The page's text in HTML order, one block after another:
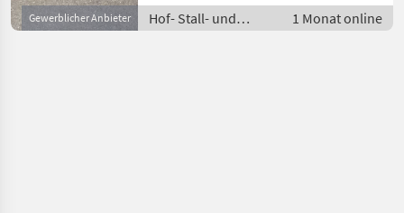
Gewerblicher Anbieter
oder kurz geschnittene
Hof- Stall- und
Weidetechnik /
1 Monat online